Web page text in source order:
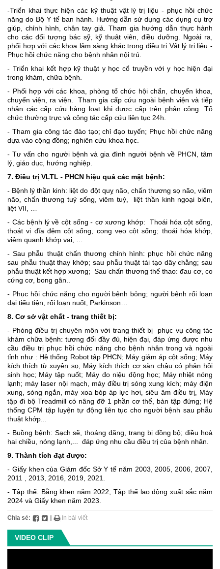
-Triển khai thực hiện các kỹ thuật vật lý trị liệu - phục hồi chức
năng do Bộ Y tế ban hành. Hướng dẫn sử dụng các dụng cụ trợ
giúp, chỉnh hình, chân tay giả. Tham gia hướng dẫn thực hành
cho các đối tượng bác sỹ, kỹ thuật viên, điều dưỡng. Ngoài ra,
phối hợp với các khoa lâm sàng khác trong điều trị Vật lý trị liệu -
Phục hồi chức năng cho bệnh nhân nội trú.
- Triển khai kết hợp kỹ thuật y học cổ truyền với y học hiện đại
trong khám, chữa bệnh.
- Phối hợp với các khoa, phòng tổ chức hội chẩn, chuyển khoa,
chuyển viện, ra viện. Tham gia cấp cứu ngoài bệnh viện và tiếp
nhận các cấp cứu hàng loạt khi được cấp trên phân công. Tổ
chức thường trực và công tác cấp cứu liên tục 24h.
- Tham gia công tác đào tạo; chỉ đạo tuyến; Phục hồi chức năng
dựa vào cộng đồng; nghiên cứu khoa học.
- Tư vấn cho người bệnh và gia đình người bệnh về PHCN, tâm
lý, giáo dục, hướng nghiệp.
7. Điều trị VLTL - PHCN hiệu quả các mặt bệnh:
- Bệnh lý thần kinh: liệt do đột quỵ não, chấn thương sọ não, viêm
não, chấn thương tuỷ sống, viêm tuỷ, liệt thần kinh ngoại biên,
liệt VII, …
- Các bệnh lý về cột sống - cơ xương khớp: Thoái hóa cột sống,
thoát vị đĩa đệm cột sống, cong vẹo cột sống; thoái hóa khớp,
viêm quanh khớp vai, …
- Sau phẫu thuật chấn thương chỉnh hình: phục hồi chức năng
sau phẫu thuật thay khớp; sau phẫu thuật tái tạo dây chằng; sau
phẫu thuật kết hợp xương; Sau chấn thương thể thao: đau cơ, co
cứng cơ, bong gân..
- Phục hồi chức năng cho người bệnh bỏng; người bệnh rối loạn
đại tiểu tiện, rối loạn nuốt, Parkinson…
8. Cơ sở vật chất - trang thiết bị:
- Phòng điều trị chuyên môn với trang thiết bị
phục vụ công tác
khám chữa bệnh: tương đối đầy đủ, hiện đại, đáp ứng được nhu
cầu điều trị phục hồi chức năng cho bệnh nhân trong và ngoài
tỉnh như : Hệ thống Robot tập PHCN; Máy giảm áp cột sống; Máy
kích thích từ xuyên sọ, Máy kích thích cơ sàn chậu có phản hồi
sinh học; Máy tập nuốt; Máy đo niệu động học; Máy nhiệt nóng
lạnh; máy laser nội mạch, máy điều trị sóng xung kích; máy điện
xung, sóng ngắn, máy xoa bóp áp lực hơi, siêu âm điều trị, Máy
tập đi bộ Treadmill có nâng đỡ 1 phần cơ thể, bàn tập đứng; Hệ
thống CPM tập luyện tự động liên tục cho người bệnh sau phẫu
thuật khớp...
- Buồng bệnh: Sạch sẽ, thoáng đãng, trang bị đồng bộ; điều hoà
hai chiều, nóng lạnh,... đáp ứng nhu cầu điều trị của bệnh nhân.
9. Thành tích đạt được:
- Giấy khen của Giám đốc Sở Y tế năm 2003, 2005, 2006, 2007,
2011 , 2013, 2016, 2019, 2021.
- Tập thể: Bằng khen năm 2022; Tập thể lao động xuất sắc năm
2024 và Giấy khen năm 2023.
Chia sẻ: In bài viết
VIDEO CLIP